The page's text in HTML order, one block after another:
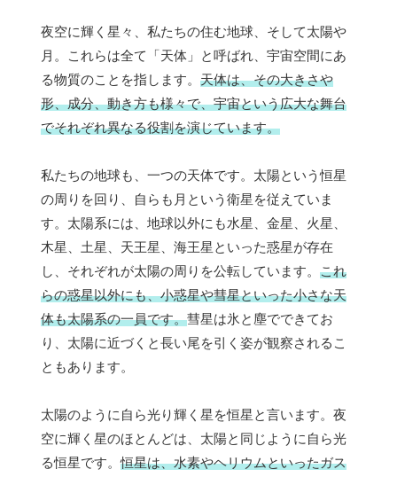
夜空に輝く星々、私たちの住む地球、そして太陽や
月。これらは全て「天体」と呼ばれ、宇宙空間にあ
る物質のことを指します。 天体は、その大きさや
形、成分、動き方も様々で、宇宙という広大な舞台
でそれぞれ異なる役割を演じています。
私たちの地球も、一つの天体です。太陽という恒星
の周りを回り、自らも月という衛星を従えていま
す。太陽系には、地球以外にも水星、金星、火星、
木星、土星、天王星、海王星といった惑星が存在
し、それぞれが太陽の周りを公転しています。 これ
らの惑星以外にも、小惑星や彗星といった小さな天
体も太陽系の一員です。彗星は氷と塵でできてお
り、太陽に近づくと長い尾を引く姿が観察されるこ
ともあります。
太陽のように自ら光り輝く星を恒星と言います。夜
空に輝く星のほとんどは、太陽と同じように自ら光
る恒星です。恒星は、水素やヘリウムといったガス